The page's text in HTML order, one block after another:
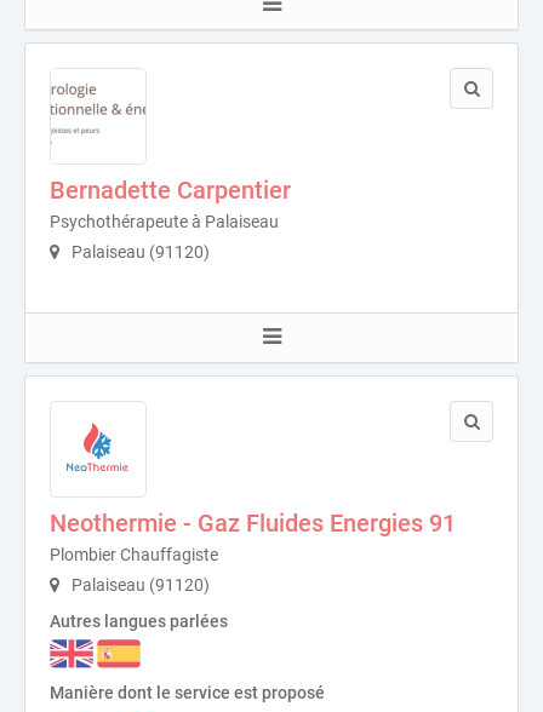
Bernadette Carpentier
Psychothérapeute à Palaiseau
Palaiseau (91120)
Neothermie - Gaz Fluides Energies 91
Plombier Chauffagiste
Palaiseau (91120)
Autres langues parlées
Manière dont le service est proposé